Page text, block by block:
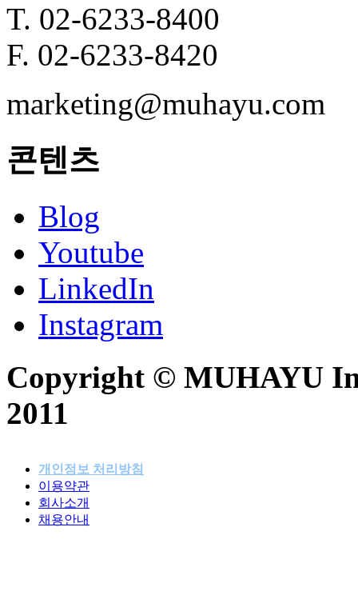
T. 02-6233-8400
F. 02-6233-8420
marketing@muhayu.com
콘텐츠
Blog
Youtube
LinkedIn
Instagram
Copyright © MUHAYU
2011
개인정보 처리방침
이용약관
회사소개
채용안내